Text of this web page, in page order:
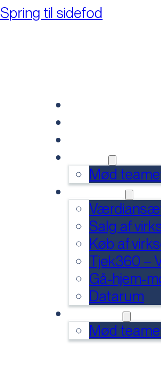
Spring til sidefod
Mød
Salg af
Køb af
Tjek360 –
Gå-hjem-
Datarum
Mød